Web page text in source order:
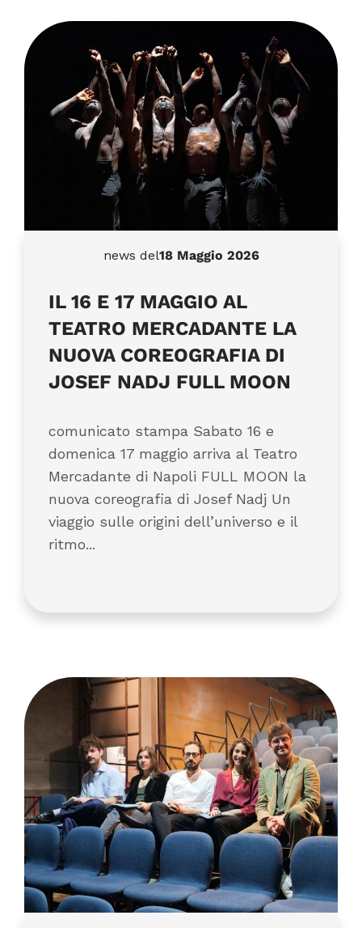
news del18 Maggio 2026
IL 16 E 17 MAGGIO AL
TEATRO MERCADANTE LA
NUOVA COREOGRAFIA DI
JOSEF NADJ FULL MOON
comunicato stampa Sabato 16 e
domenica 17 maggio arriva al Teatro
Mercadante di Napoli FULL MOON la
nuova coreografia di Josef Nadj Un
viaggio sulle origini dell’universo e il
ritmo...